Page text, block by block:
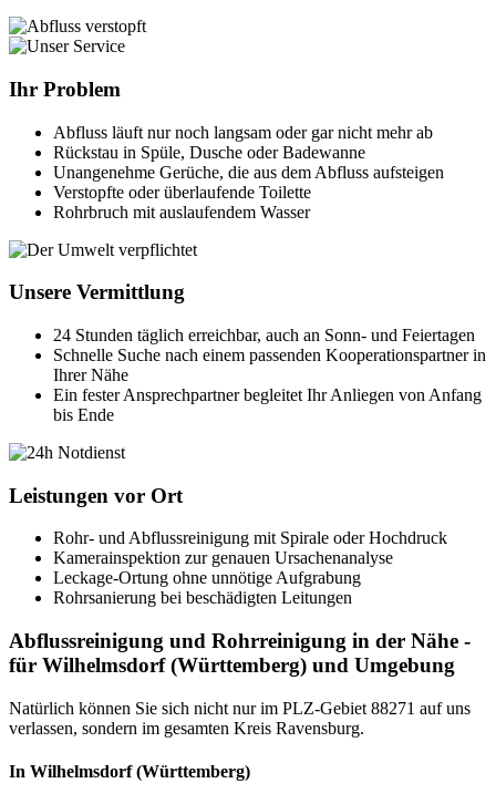
Ihr Problem
Abfluss läuft nur noch langsam oder gar nicht mehr ab
Rückstau in Spüle, Dusche oder Badewanne
Unangenehme Gerüche, die aus dem Abfluss aufsteigen
Verstopfte oder überlaufende Toilette
Rohrbruch mit auslaufendem Wasser
Unsere Vermittlung
24 Stunden täglich erreichbar, auch an Sonn- und Feiertagen
Schnelle Suche nach einem passenden Kooperationspartner in
Ihrer Nähe
Ein fester Ansprechpartner begleitet Ihr Anliegen von Anfang
bis Ende
Leistungen vor Ort
Rohr- und Abflussreinigung mit Spirale oder Hochdruck
Kamerainspektion zur genauen Ursachenanalyse
Leckage-Ortung ohne unnötige Aufgrabung
Rohrsanierung bei beschädigten Leitungen
Abflussreinigung und Rohrreinigung in der Nähe -
für Wilhelmsdorf (Württemberg) und Umgebung
Natürlich können Sie sich nicht nur im PLZ-Gebiet 88271 auf uns
verlassen, sondern im gesamten Kreis Ravensburg.
In Wilhelmsdorf (Württemberg)